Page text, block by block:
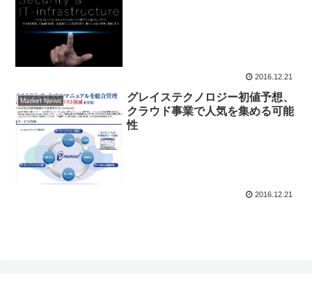
2016.12.21
Market News
グレイステクノロジー初値予想、
クラウド事業で人気を集める可能
性
2016.12.21